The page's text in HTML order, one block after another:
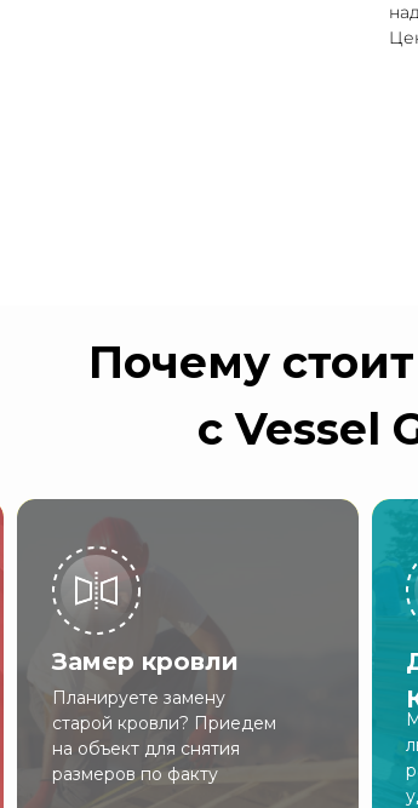
Замер кровли
Планируете замену
старой кровли? Приедем
на объект для снятия
размеров по факту
Почему
с Vessel